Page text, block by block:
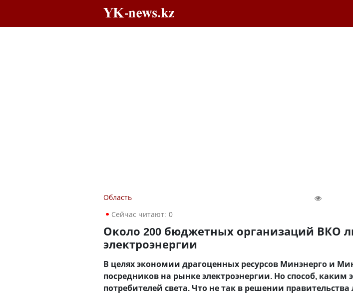
Область
Сейчас читают: 0
Около 200 бюджетных организаций ВКО
электроэнергии
В целях экономии драгоценных ресурсов Минэнерго и
посредников на рынке электроэнергии. Но способ,
потребителей света. Что не так в решении